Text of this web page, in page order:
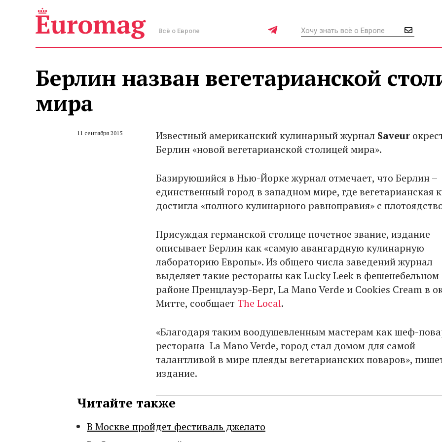
Всё о Европе
Берлин назван вегетарианской
мира
11 сентября 2015 Известный американский кулинарный журнал Saveur
Берлин «новой вегетарианской столицей мира».
Базирующийся в Нью-Йорке журнал отмечает, что Берлин –
единственный город в западном мире, где вегетарианская
достигла «полного кулинарного равноправия» с
Присуждая германской столице почетное звание, издание
описывает Берлин как «самую авангардную кулинарную
лабораторию Европы». Из общего числа заведений журнал
выделяет такие рестораны как Lucky Leek в фешенебельном
районе Пренцлауэр-Берг, La Mano Verde и Cookies Cream в
Митте, сообщает The Local.
«Благодаря таким воодушевленным мастерам как шеф-
ресторана La Mano Verde, город стал домом для самой
талантливой в мире плеяды вегетарианских поваров»,
издание.
Читайте также
В Москве пройдет фестиваль джелато